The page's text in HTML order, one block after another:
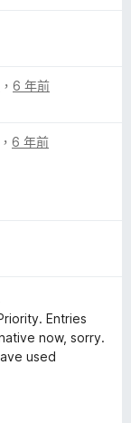
， 6 年前
， 6 年前
Entries
now, sorry.
used